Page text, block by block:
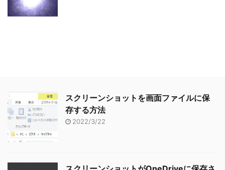
スクリーンショットを画面ファイルに保
存する方法
2022/3/22